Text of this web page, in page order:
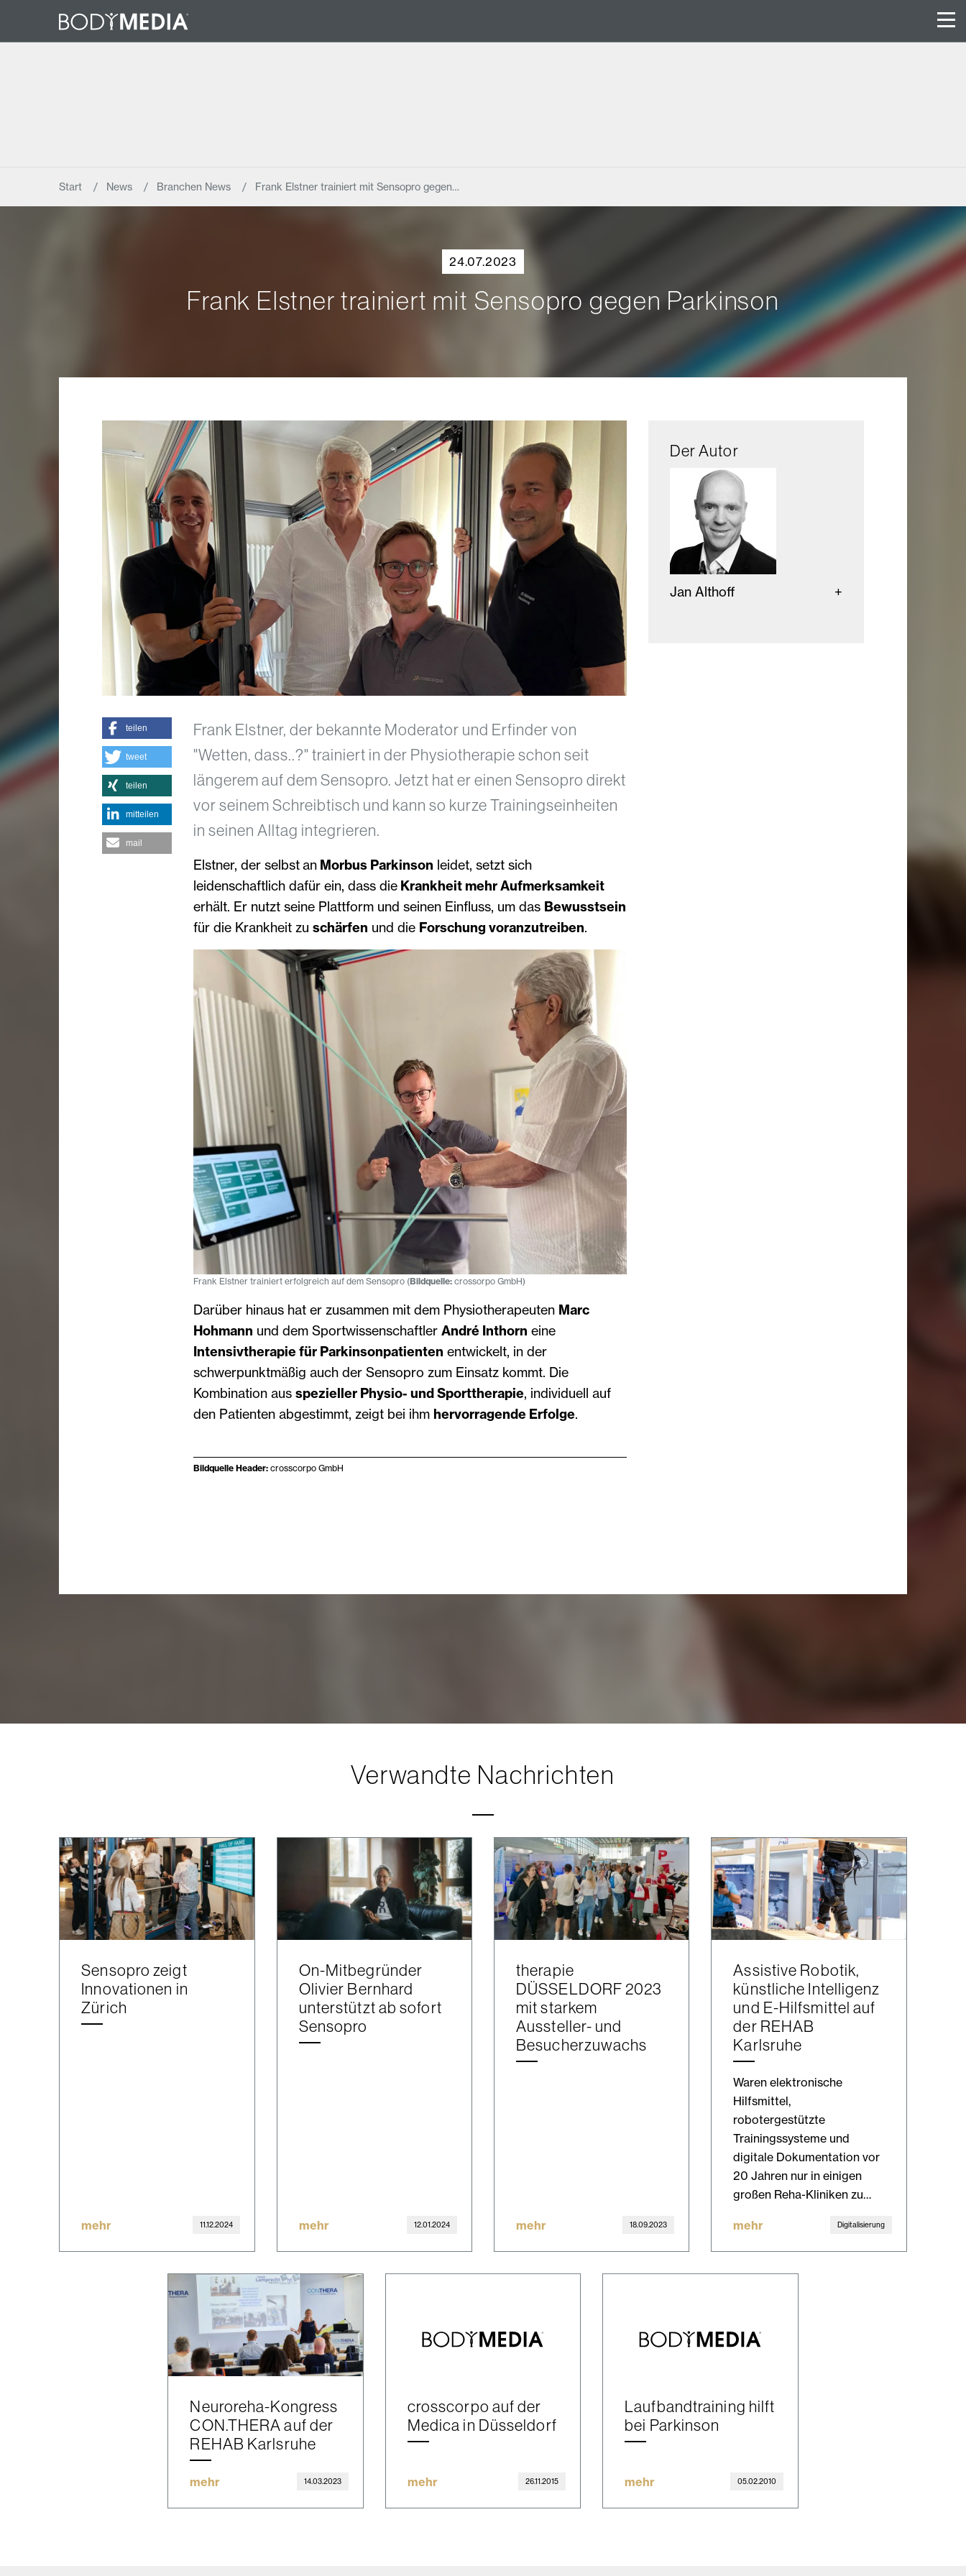
Start News Branchen News Frank Elstner trainiert mit Sensopro gegen…
24.07.2023
Frank Elstner trainiert mit Sensopro gegen Parkinson
Frank Elstner, der bekannte Moderator und Erfinder von
"Wetten, dass..?" trainiert in der Physiotherapie schon seit
längerem auf dem Sensopro. Jetzt hat er einen Sensopro direkt
vor seinem Schreibtisch und kann so kurze Trainingseinheiten
in seinen Alltag integrieren.
Elstner, der selbst anMorbus Parkinson leidet, setzt sich
leidenschaftlich dafür ein, dass dieKrankheit mehr Aufmerksamkeit
erhält. Er nutzt seine Plattform und seinen Einfluss, um das Bewusstsein
für die Krankheit zu schärfen und die Forschung voranzutreiben.
Frank Elstner trainiert erfolgreich auf dem Sensopro (Bildquelle:crossorpo GmbH)
Darüber hinaus hat er zusammen mit dem Physiotherapeuten Marc
Hohmann und dem Sportwissenschaftler André Inthorn eine
Intensivtherapie für Parkinsonpatienten entwickelt, in der
schwerpunktmäßig auch der Sensopro zum Einsatz kommt. Die
Kombination aus spezieller Physio- und Sporttherapie, individuell auf
den Patienten abgestimmt, zeigt bei ihm hervorragende Erfolge.
Bildquelle Header: crosscorpo GmbH
teilen
tweet
teilen
mitteilen
mail
Der Autor
Jan Althoff
Verwandte Nachrichten
Sensopro zeigt
Innovationen in
Zürich
mehr 11.12.2024
On-Mitbegründer
Olivier Bernhard
unterstützt ab sofort
Sensopro
mehr 12.01.2024
therapie
DÜSSELDORF 2023
mit starkem
Aussteller- und
Besucherzuwachs
mehr 18.09.2023
Assistive Robotik,
künstliche Intelligenz
und E-Hilfsmittel auf
der REHAB
Karlsruhe
Waren elektronische
Hilfsmittel,
robotergestützte
Trainingssysteme und
digitale Dokumentation vor
20 Jahren nur in einigen
großen Reha-Kliniken zu…
mehr Digitalisierung
Neuroreha-Kongress
CON.THERA auf der
REHAB Karlsruhe
mehr 14.03.2023
crosscorpo auf der
Medica in Düsseldorf
mehr 26.11.2015
Laufbandtraining hilft
bei Parkinson
mehr 05.02.2010